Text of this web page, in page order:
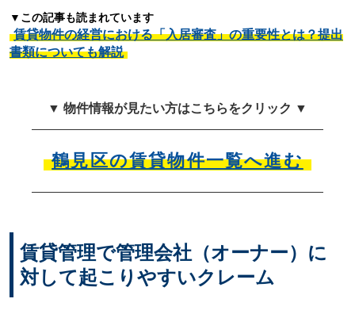
▼この記事も読まれています
賃貸物件の経営における「入居審査」の重要性とは？提出
書類についても解説
▼ 物件情報が見たい方はこちらをクリック ▼
鶴見区の賃貸物件一覧へ進む
賃貸管理で管理会社（オーナー）に
対して起こりやすいクレーム